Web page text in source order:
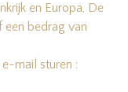
en Europa, De
een bedrag van
mail sturen :